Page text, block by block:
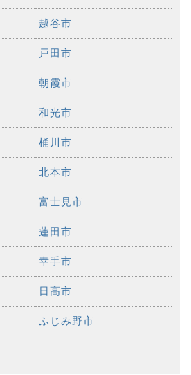
越谷市
戸田市
朝霞市
和光市
桶川市
北本市
富士見市
蓮田市
幸手市
日高市
ふじみ野市